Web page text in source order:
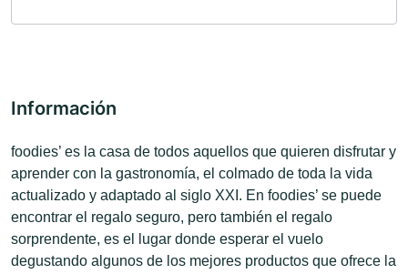
Información
foodies’ es la casa de todos aquellos que quieren disfrutar y
aprender con la gastronomía, el colmado de toda la vida
actualizado y adaptado al siglo XXI. En foodies’ se puede
encontrar el regalo seguro, pero también el regalo
sorprendente, es el lugar donde esperar el vuelo
degustando algunos de los mejores productos que ofrece la